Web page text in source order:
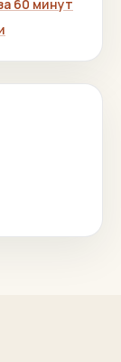
60 минут